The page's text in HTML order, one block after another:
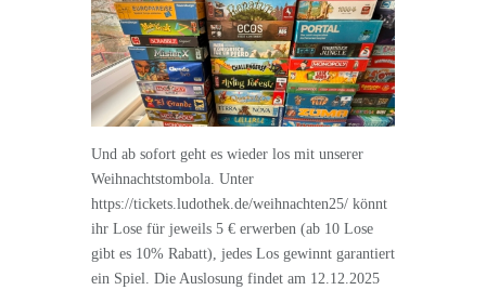
Und ab sofort geht es wieder los mit unserer
Weihnachtstombola. Unter
https://tickets.ludothek.de/weihnachten25/ könnt
ihr Lose für jeweils 5 € erwerben (ab 10 Lose
gibt es 10% Rabatt), jedes Los gewinnt garantiert
ein Spiel. Die Auslosung findet am 12.12.2025